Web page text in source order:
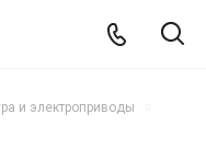
и электроприводы